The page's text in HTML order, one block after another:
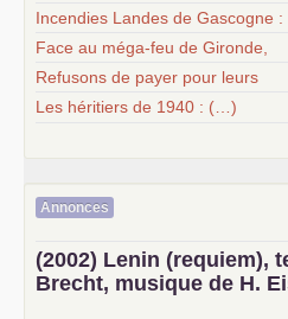
Incendies Landes de Gascogne :
Face au méga-feu de Gironde,
Refusons de payer pour leurs
Les héritiers de 1940 : (…)
Annonces
(2002) Lenin (requiem),
Brecht, musique de H.